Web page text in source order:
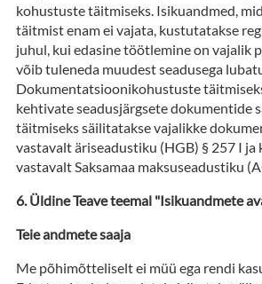
kohustuste täitmiseks. Isikuandmed,
täitmist enam ei vajata, kustutatakse
juhul, kui edasine töötlemine on vajalik
võib tuleneda muudest seadusega
Dokumentatsioonikohustuste
kehtivate seadusjärgsete dokumentide
täitmiseks säilitatakse vajalikke
vastavalt äriseadustiku (HGB) § 257 I ja
vastavalt Saksamaa maksuseadustiku
Üldine Teave teemal "Isikuandmete
Teie andmete saaja
Me põhimõtteliselt ei müü ega rendi